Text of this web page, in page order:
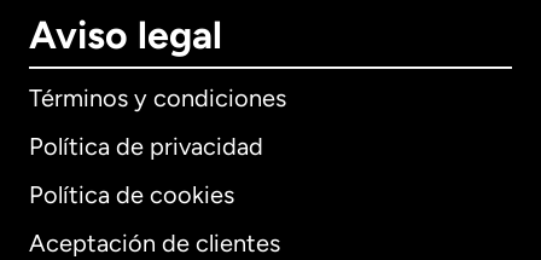
Aviso legal
Términos y condiciones
Política de privacidad
Política de cookies
Aceptación de clientes